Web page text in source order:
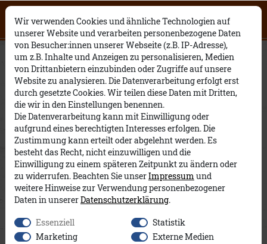
contents.
Open English website
Frauen Geschenkgutscheine
Filter
P
R
E
I
S
Wir verwenden Cookies und ähnliche Technologien auf
unserer Website und verarbeiten personenbezogene Daten
von Besucher:innen unserer Webseite (z.B. IP-Adresse),
um z.B. Inhalte und Anzeigen zu personalisieren, Medien
von Drittanbietern einzubinden oder Zugriffe auf unsere
Website zu analysieren. Die Datenverarbeitung erfolgt erst
durch gesetzte Cookies. Wir teilen diese Daten mit Dritten,
die wir in den Einstellungen benennen.
Die Datenverarbeitung kann mit Einwilligung oder
aufgrund eines berechtigten Interesses erfolgen. Die
Zustimmung kann erteilt oder abgelehnt werden. Es
besteht das Recht, nicht einzuwilligen und die
Einwilligung zu einem späteren Zeitpunkt zu ändern oder
zu widerrufen. Beachten Sie unserImpressum und
weitere Hinweise zur Verwendung personenbezogener
Daten in unsererDaten­schutz­erklärung.
Essenziell
Statistik
Marketing
Externe Medien